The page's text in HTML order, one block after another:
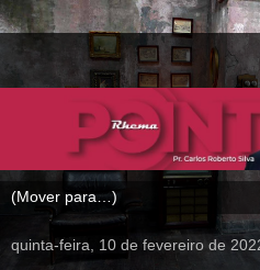
quinta-feira, 10 de fevereiro de